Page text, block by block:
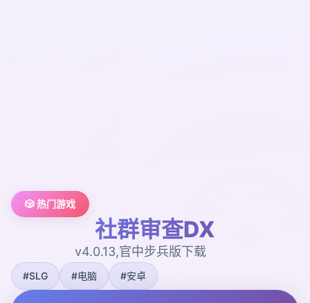
🎲 热门游戏
社群审查DX
v4.0.13,官中步兵版下载
#SLG #电脑 #安卓